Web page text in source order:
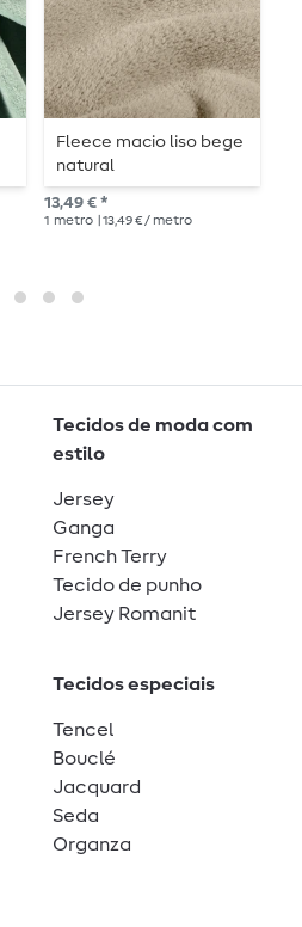
Fleece macio liso bege
natural
13,49 € *
1 metro | 13,49 € / metro
Tecidos de moda com
estilo
Jersey
Ganga
French Terry
Tecido de punho
Jersey Romanit
Tecidos especiais
Tencel
Bouclé
Jacquard
Seda
Organza